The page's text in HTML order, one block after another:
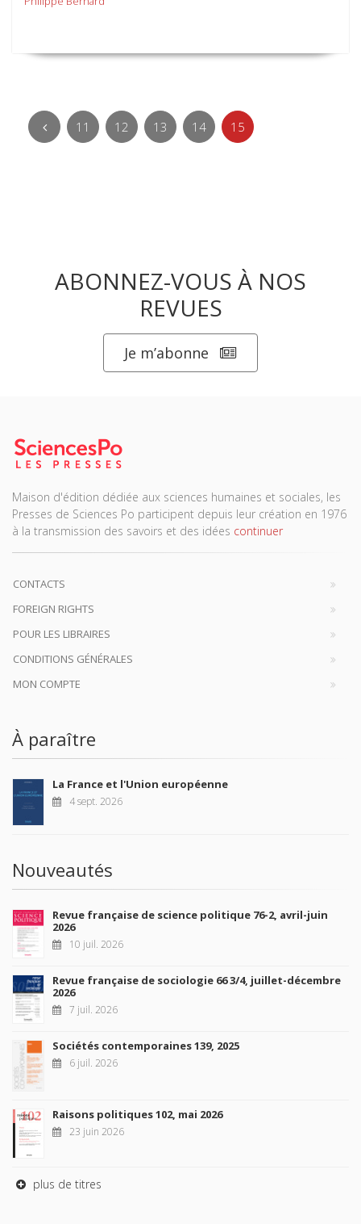
11 12 13 14 15
ABONNEZ-VOUS À NOS
REVUES
Je m’abonne
Maison d'édition dédiée aux sciences humaines et sociales, les
Presses de Sciences Po participent depuis leur création en 1976
à la transmission des savoirs et des idées continuer
CONTACTS
FOREIGN RIGHTS
POUR LES LIBRAIRES
CONDITIONS GÉNÉRALES
MON COMPTE
À paraître
La France et l'Union européenne
4 sept. 2026
Nouveautés
Revue française de science politique 76-2, avril-juin
2026
10 juil. 2026
Revue française de sociologie 66 3/4, juillet-décembre
2026
7 juil. 2026
Sociétés contemporaines 139, 2025
6 juil. 2026
Raisons politiques 102, mai 2026
23 juin 2026
plus de titres